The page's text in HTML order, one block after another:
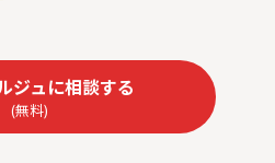
ジュに相談する
(無料)